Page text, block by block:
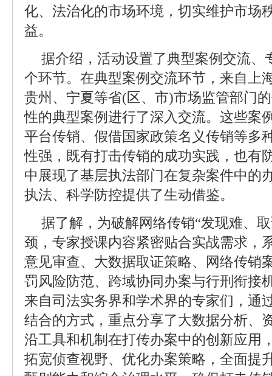
化、法治化的市场环境，切实维护市场
益。
据介绍，活动设置了典型案例交流、
个环节。在典型案例交流环节，来自上
贵州、宁夏等省(区、市)市场监管部门
性的典型案例进行了深入交流。这些案
平台传销、假借国家政策名义传销等多
性强，既有打击传销的成功实践，也有
中展现了基层执法部门在复杂案件中的
执法、科学防控提供了生动借鉴。
据了解，为破解网络传销“发现难、
颈，专家授课内容紧密贴合实战需求，
意见审查、大数据取证策略、网络传销
罚风险防范、跨域协同办案与行刑衔接
来自司法实务界和学术界的专家们，通
结合的方式，重点分享了大数据分析、
沿工具和机制在打传办案中的创新应用
拓宽侦查视野、优化办案策略，全面提